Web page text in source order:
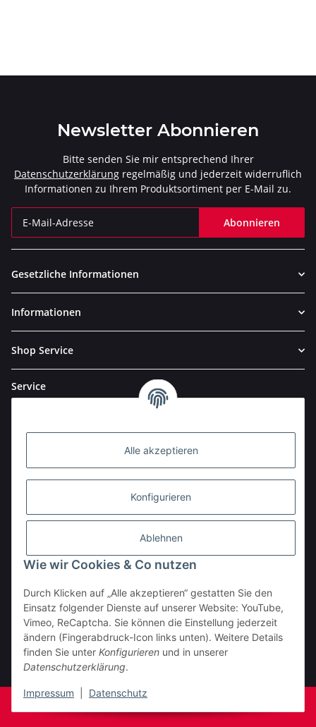
Alle akzeptieren
Konfigurieren
Ablehnen
Wie wir Cookies & Co nutzen
Durch Klicken auf „Alle akzeptieren“ gestatten Sie den
Einsatz folgender Dienste auf unserer Website: YouTube,
Vimeo, ReCaptcha. Sie können die Einstellung jederzeit
ändern (Fingerabdruck-Icon links unten). Weitere Details
finden Sie unter Konfigurieren und in unserer
Datenschutzerklärung.
Impressum Datenschutz
Newsletter Abonnieren
Bitte senden Sie mir entsprechend Ihrer
Datenschutzerklärung regelmäßig und jederzeit widerruflich
Informationen zu Ihrem Produktsortiment per E-Mail zu.
Abonnieren
Gesetzliche Informationen
Informationen
Shop Service
Service
BESTELLHOTLINE:
(0 23 03) 983 77 27
Vertrag widerrufen
* Alle Preise inkl. gesetzlicher USt., zzgl.
Powered byJTL-Shop